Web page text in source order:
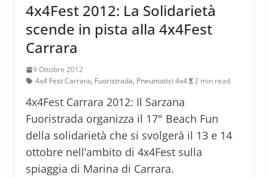
4x4Fest 2012: La Solidarietà
scende in pista alla 4x4Fest
Carrara
9 Ottobre 2012
4x4 Fest Carrara, Fuoristrada, Pneumatici 4x4 2 min read
4x4Fest Carrara 2012: Il Sarzana
Fuoristrada organizza il 17° Beach Fun
della solidarietà che si svolgerà il 13 e 14
ottobre nell’ambito di 4x4Fest sulla
spiaggia di Marina di Carrara.